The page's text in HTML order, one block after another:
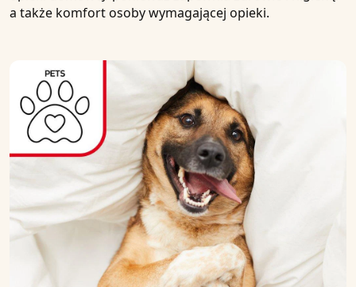
a także komfort osoby wymagającej opieki.